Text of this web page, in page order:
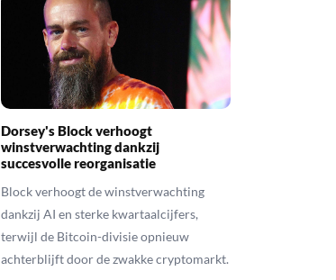
Dorsey's Block verhoogt
winstverwachting dankzij
succesvolle reorganisatie
Block verhoogt de winstverwachting
dankzij AI en sterke kwartaalcijfers,
terwijl de Bitcoin-divisie opnieuw
achterblijft door de zwakke cryptomarkt.